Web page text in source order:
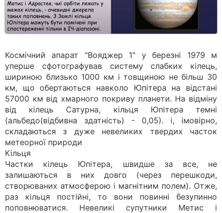
Космічний апарат "Вояджер 1" у березні 1979 м
уперше сфотографував систему слабких кілець,
шириною близько 1000 км і товщиною не більш 30
км, що обертаються навколо Юпітера на відстані
57000 км від хмарного покриву планети. На відміну
від кілець Сатурна, кільця Юпітера темні
(альбедо(відбивна здатність) - 0,05). і, імовірно,
складаються з дуже невеликих твердих часток
метеорної природи
Кільця
Частки кілець Юпітера, швидше за все, не
залишаються в них довго (через перешкоди,
створюваних атмосферою і магнітним полем). Отже,
раз кільця постійні, то вони повинні безупинно
поповнюватися. Невеликі супутники Метис і